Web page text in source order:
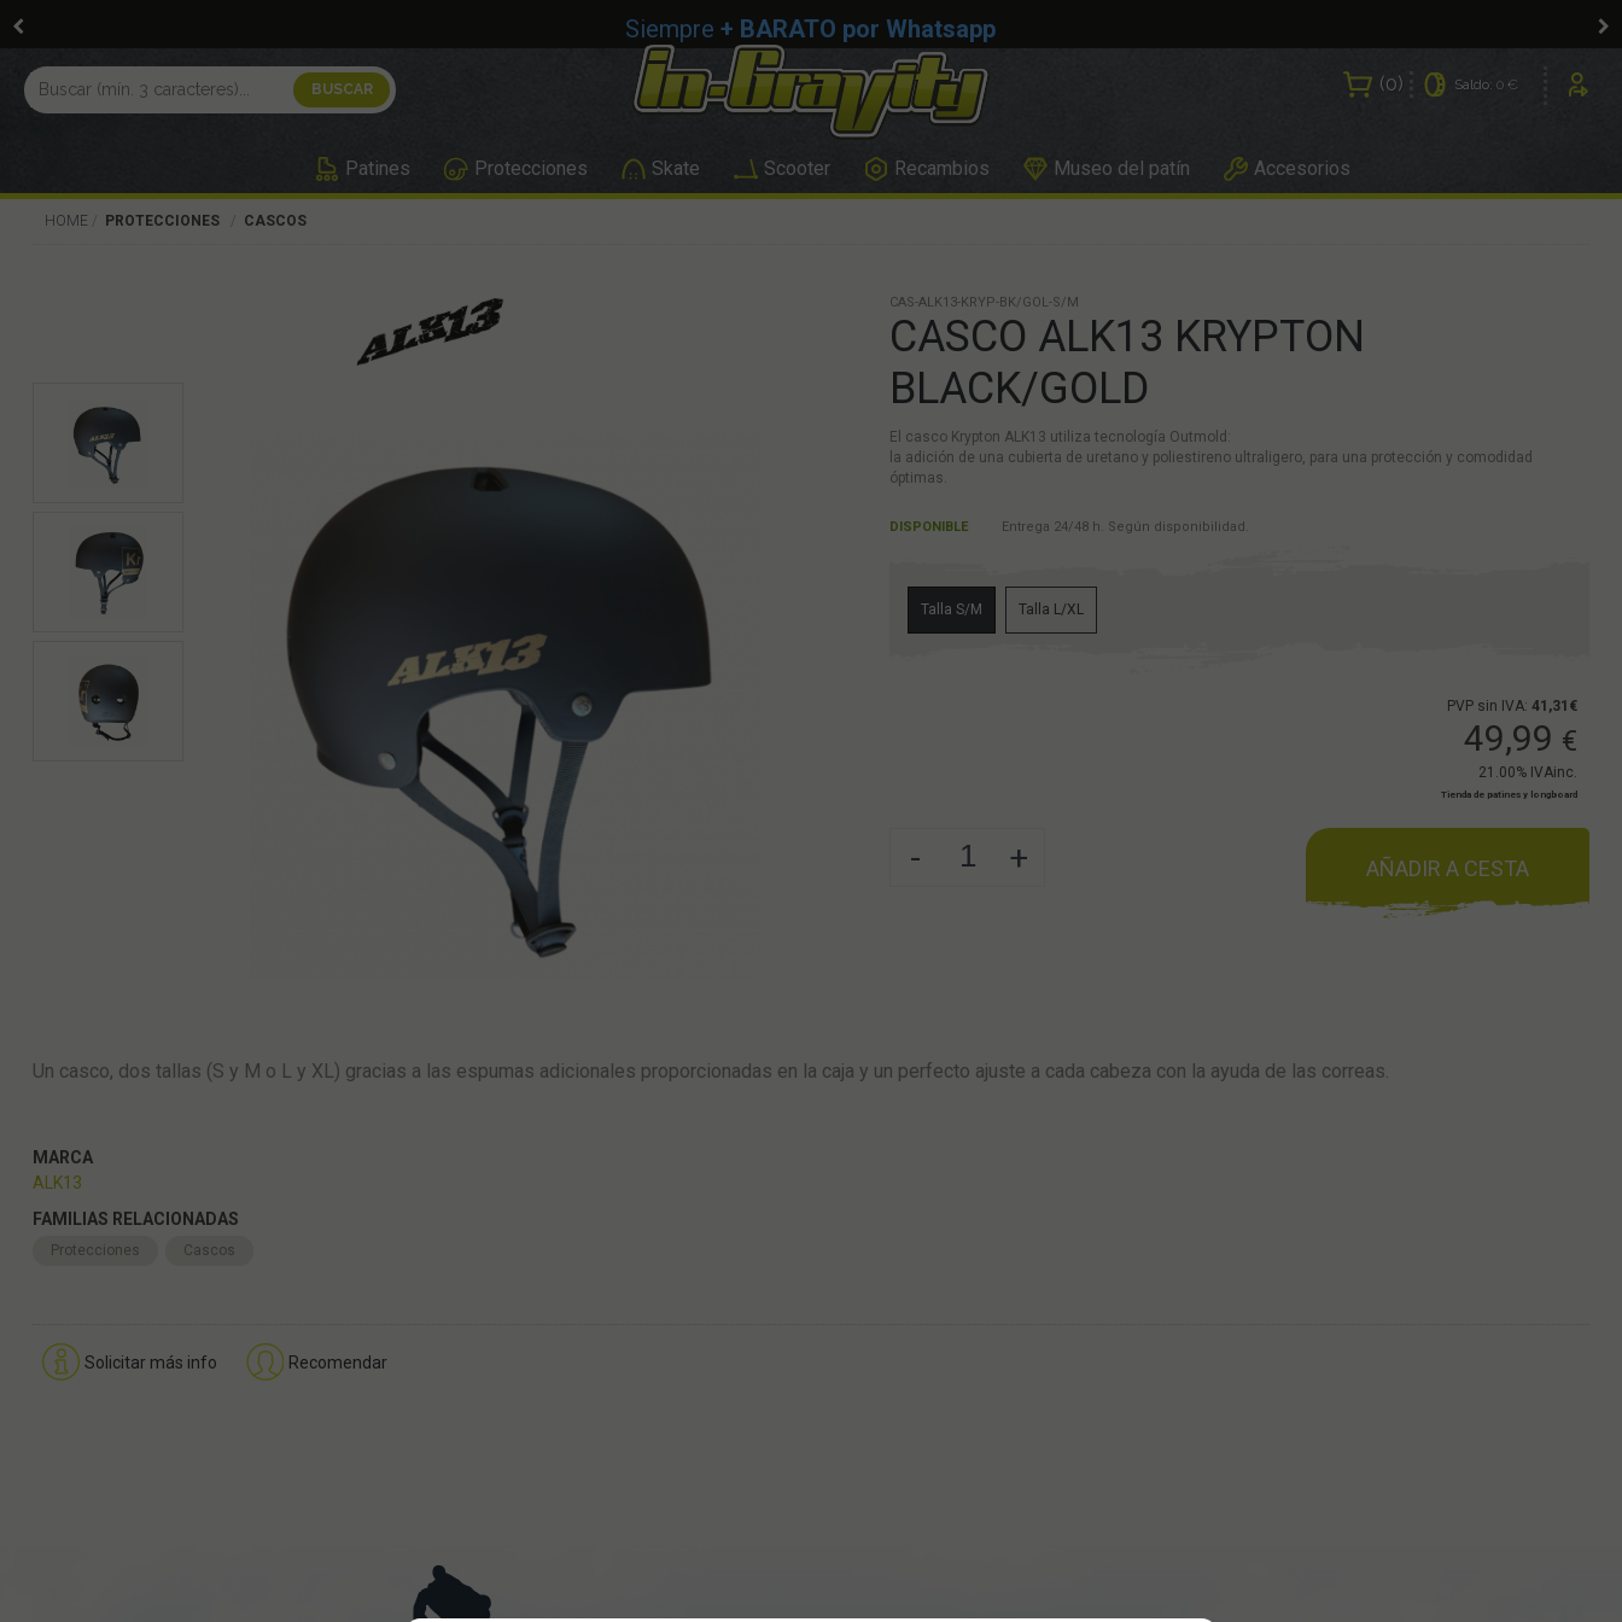
Siempre + BARATO por Whatsapp
0 Saldo: 0 €
Patines Protecciones Skate Scooter Recambios Museo del patín Accesorios
HOME PROTECCIONES CASCOS
CAS-ALK13-KRYP-BK/GOL-S/M
CASCO ALK13 KRYPTON
BLACK/GOLD
El casco Krypton ALK13 utiliza tecnología Outmold:
la adición de una cubierta de uretano y poliestireno ultraligero, para una protección y comodidad
óptimas.
DISPONIBLE Entrega 24/48 h. Según disponibilidad.
Talla S/M Talla L/XL
PVP sin IVA:41,31€
49,99 €
21.00% IVAinc.
Tienda de patines y longboard
- + AÑADIR A CESTA
Un casco, dos tallas (S y M o L y XL) gracias a las espumas adicionales proporcionadas en la caja y un perfecto ajuste a cada cabeza con la ayuda de las correas.
MARCA
ALK13
FAMILIAS RELACIONADAS
Protecciones Cascos
Solicitar más info Recomendar